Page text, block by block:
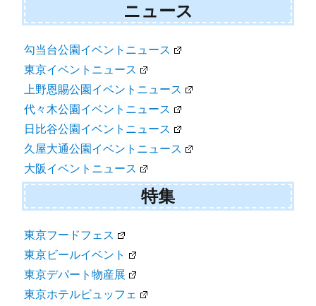
ニュース
勾当台公園イベントニュース
東京イベントニュース
上野恩賜公園イベントニュース
代々木公園イベントニュース
日比谷公園イベントニュース
久屋大通公園イベントニュース
大阪イベントニュース
特集
東京フードフェス
東京ビールイベント
東京デパート物産展
東京ホテルビュッフェ